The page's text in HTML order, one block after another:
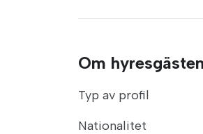
Om hyresgästen
Typ av profil
Nationalitet